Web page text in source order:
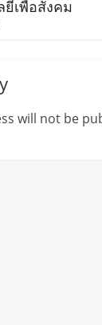
ยีเพื่อสังคม
will not be